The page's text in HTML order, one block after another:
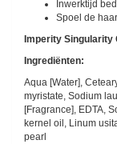
Inwerktijd
Spoel de
Imperity
Ingrediënten:
Aqua [Water],
myristate, Sodium
[Fragrance], EDTA,
kernel oil, Linum
pearl